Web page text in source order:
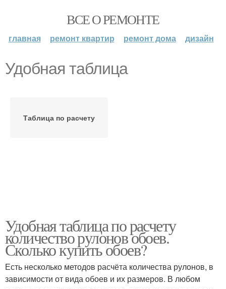
ВСЕ О РЕМОНТЕ
главная ремонт квартир ремонт дома дизайн
Удобная таблица
Таблица по расчету
Удобная таблица по расчету
количество рулонов обоев.
Сколько купить обоев?
Есть несколько методов расчёта количества рулонов, в
зависимости от вида обоев и их размеров. В любом